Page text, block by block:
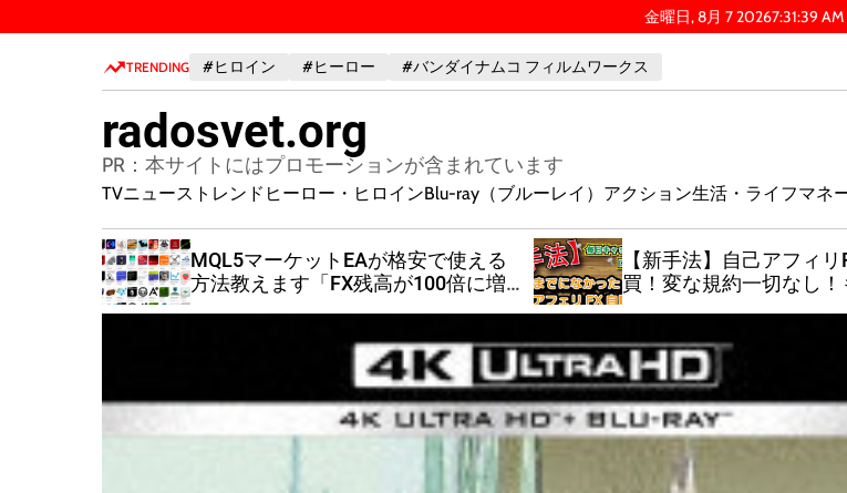
k
金曜日, 8月 7 20267:31:40 AM
TRENDING #ヒロイン #ヒーロー #バンダイナムコ フィルムワークス
radosvet.org
PR：本サイトにはプロモーションが含まれています
TVニューストレンド ヒーロー・ヒロインBlu-ray（ブルーレイ） アクション生活・ライフマネ
MQL5マーケットEAが格安で使える
方法教えます「FX残高が100倍に増
【新手法】自己アフィ
買！変な規約一切なし！
開！特典も有り！！